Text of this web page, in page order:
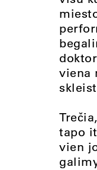
viena
tapo
vien